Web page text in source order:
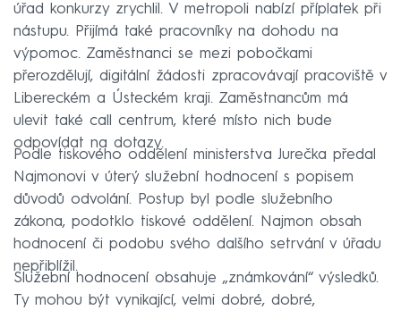
úřad konkurzy zrychlil. V metropoli nabízí příplatek při
nástupu. Přijímá také pracovníky na dohodu na
výpomoc. Zaměstnanci se mezi pobočkami
přerozdělují, digitální žádosti zpracovávají pracoviště v
Libereckém a Ústeckém kraji. Zaměstnancům má
ulevit také call centrum, které místo nich bude
odpovídat na dotazy.
Podle tiskového oddělení ministerstva Jurečka předal
Najmonovi v úterý služební hodnocení s popisem
důvodů odvolání. Postup byl podle služebního
zákona, podotklo tiskové oddělení. Najmon obsah
hodnocení či podobu svého dalšího setrvání v úřadu
nepřiblížil.
Služební hodnocení obsahuje „známkování“ výsledků.
Ty mohou být vynikající, velmi dobré, dobré,